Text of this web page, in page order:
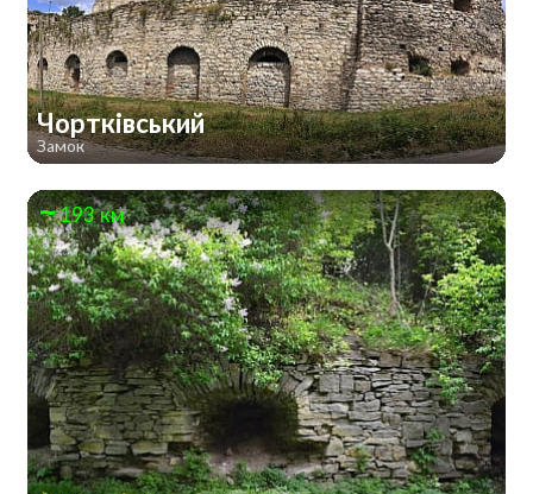
Чортківський
Замок
193 км